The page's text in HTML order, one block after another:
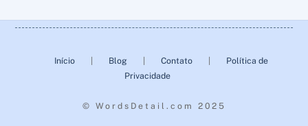
Início | Blog | Contato |
Política de
Privacidade
© WordsDetail.com 2025